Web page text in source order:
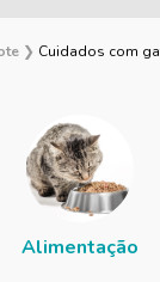
❯ Cuidados com
Alimentação